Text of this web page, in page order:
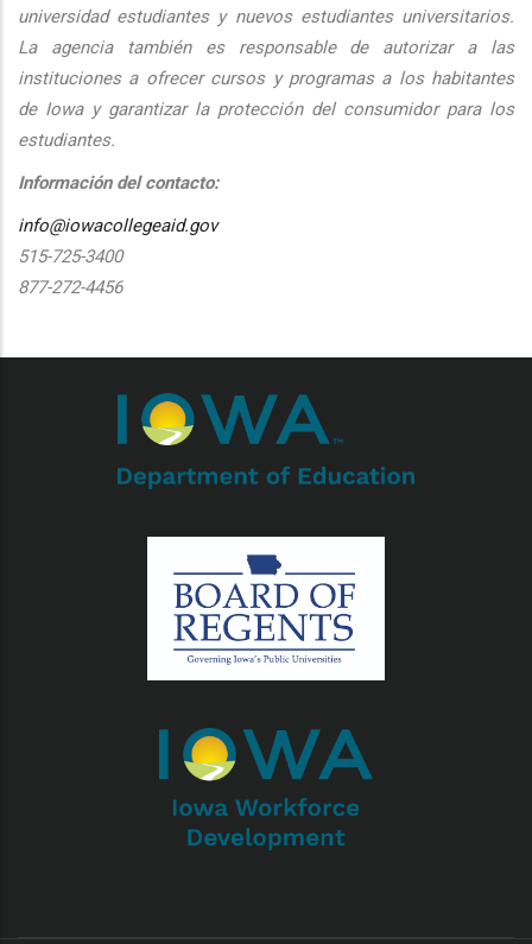
universidad estudiantes y nuevos estudiantes universitarios.
La agencia también es responsable de autorizar a las
instituciones a ofrecer cursos y programas a los habitantes
de Iowa y garantizar la protección del consumidor para los
estudiantes.
Información del contacto:
info@iowacollegeaid.gov
515-725-3400
877-272-4456